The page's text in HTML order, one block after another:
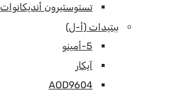
تستوستيرون أنديكانوات
ببتيدات (أ-ل)
5-أمينو
آيكار
AOD9604